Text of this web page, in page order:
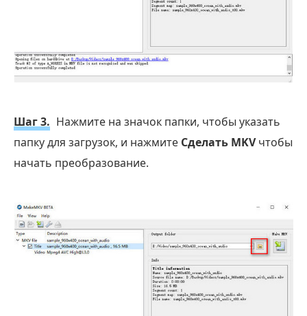
Шаг 3. Нажмите на значок папки, чтобы указать
папку для загрузок, и нажмите Сделать MKVчтобы
начать преобразование.